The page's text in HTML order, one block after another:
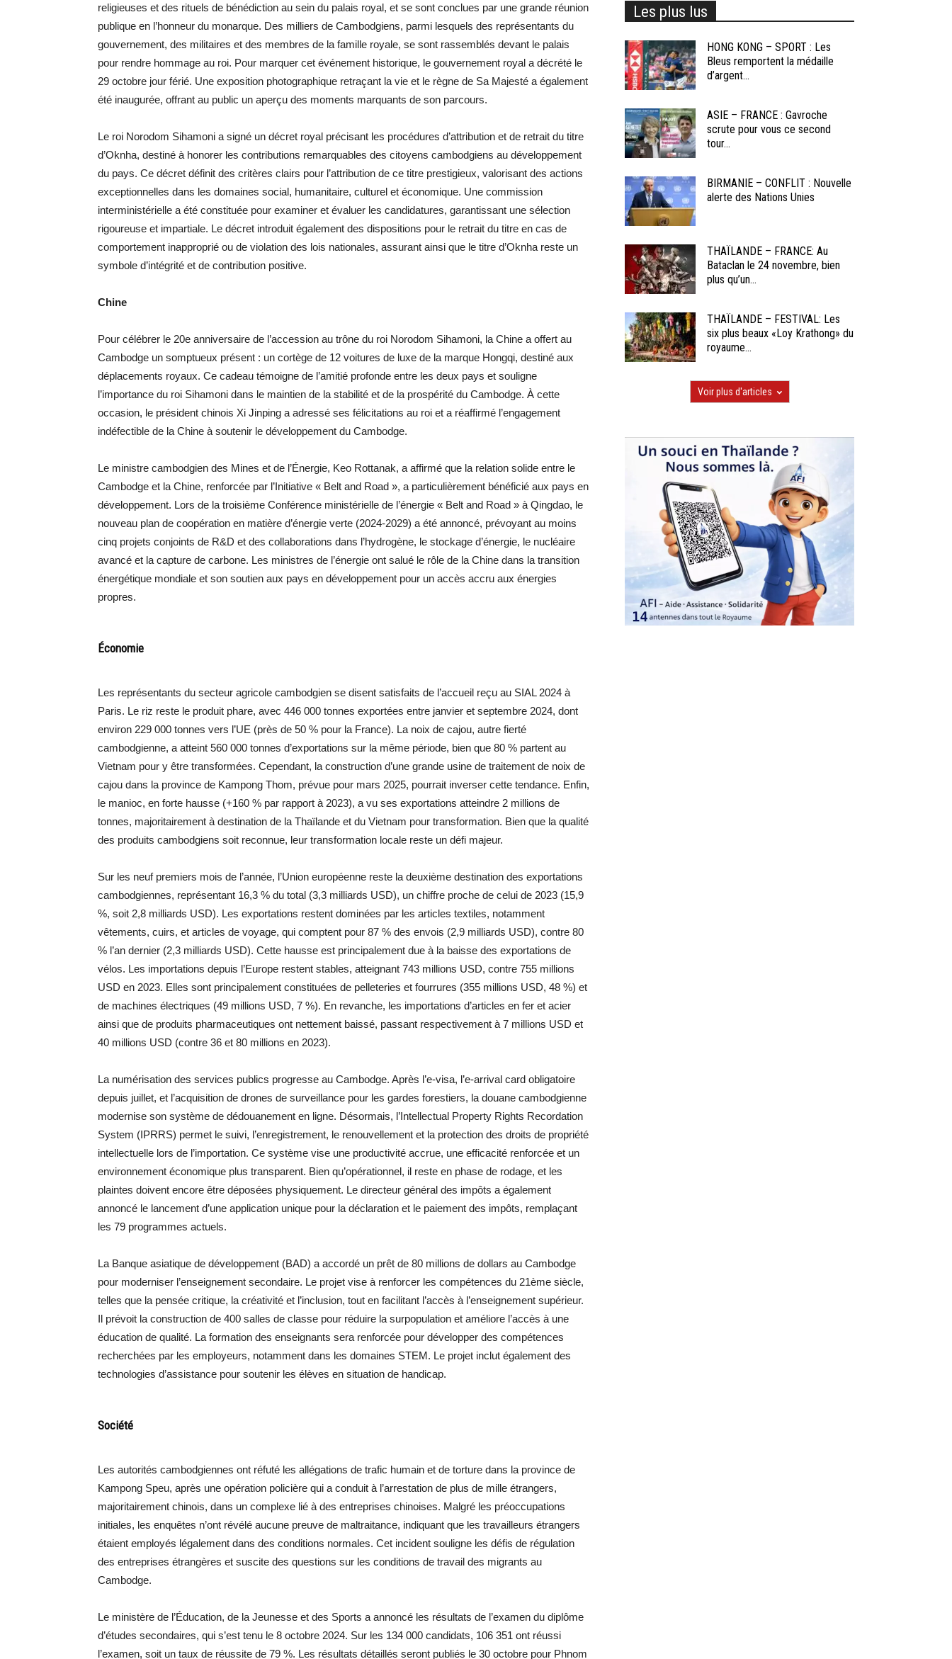
religieuses et des rituels de bénédiction au sein du palais royal, et se sont conclues par une grande réunion
publique en l’honneur du monarque. Des milliers de Cambodgiens, parmi lesquels des représentants du
gouvernement, des militaires et des membres de la famille royale, se sont rassemblés devant le palais
pour rendre hommage au roi. Pour marquer cet événement historique, le gouvernement royal a décrété le
29 octobre jour férié. Une exposition photographique retraçant la vie et le règne de Sa Majesté a également
été inaugurée, offrant au public un aperçu des moments marquants de son parcours.
Le roi Norodom Sihamoni a signé un décret royal précisant les procédures d’attribution et de retrait du titre
d’Oknha, destiné à honorer les contributions remarquables des citoyens cambodgiens au développement
du pays. Ce décret définit des critères clairs pour l’attribution de ce titre prestigieux, valorisant des actions
exceptionnelles dans les domaines social, humanitaire, culturel et économique. Une commission
interministérielle a été constituée pour examiner et évaluer les candidatures, garantissant une sélection
rigoureuse et impartiale. Le décret introduit également des dispositions pour le retrait du titre en cas de
comportement inapproprié ou de violation des lois nationales, assurant ainsi que le titre d’Oknha reste un
symbole d’intégrité et de contribution positive.
Chine
Pour célébrer le 20e anniversaire de l’accession au trône du roi Norodom Sihamoni, la Chine a offert au
Cambodge un somptueux présent : un cortège de 12 voitures de luxe de la marque Hongqi, destiné aux
déplacements royaux. Ce cadeau témoigne de l’amitié profonde entre les deux pays et souligne
l’importance du roi Sihamoni dans le maintien de la stabilité et de la prospérité du Cambodge. À cette
occasion, le président chinois Xi Jinping a adressé ses félicitations au roi et a réaffirmé l’engagement
indéfectible de la Chine à soutenir le développement du Cambodge.
Le ministre cambodgien des Mines et de l’Énergie, Keo Rottanak, a affirmé que la relation solide entre le
Cambodge et la Chine, renforcée par l’Initiative « Belt and Road », a particulièrement bénéficié aux pays en
développement. Lors de la troisième Conférence ministérielle de l’énergie « Belt and Road » à Qingdao, le
nouveau plan de coopération en matière d’énergie verte (2024-2029) a été annoncé, prévoyant au moins
cinq projets conjoints de R&D et des collaborations dans l’hydrogène, le stockage d’énergie, le nucléaire
avancé et la capture de carbone. Les ministres de l’énergie ont salué le rôle de la Chine dans la transition
énergétique mondiale et son soutien aux pays en développement pour un accès accru aux énergies
propres.
Économie
Les représentants du secteur agricole cambodgien se disent satisfaits de l’accueil reçu au SIAL 2024 à
Paris. Le riz reste le produit phare, avec 446 000 tonnes exportées entre janvier et septembre 2024, dont
environ 229 000 tonnes vers l’UE (près de 50 % pour la France). La noix de cajou, autre fierté
cambodgienne, a atteint 560 000 tonnes d’exportations sur la même période, bien que 80 % partent au
Vietnam pour y être transformées. Cependant, la construction d’une grande usine de traitement de noix de
cajou dans la province de Kampong Thom, prévue pour mars 2025, pourrait inverser cette tendance. Enfin,
le manioc, en forte hausse (+160 % par rapport à 2023), a vu ses exportations atteindre 2 millions de
tonnes, majoritairement à destination de la Thaïlande et du Vietnam pour transformation. Bien que la qualité
des produits cambodgiens soit reconnue, leur transformation locale reste un défi majeur.
Sur les neuf premiers mois de l’année, l’Union européenne reste la deuxième destination des exportations
cambodgiennes, représentant 16,3 % du total (3,3 milliards USD), un chiffre proche de celui de 2023 (15,9
%, soit 2,8 milliards USD). Les exportations restent dominées par les articles textiles, notamment
vêtements, cuirs, et articles de voyage, qui comptent pour 87 % des envois (2,9 milliards USD), contre 80
% l’an dernier (2,3 milliards USD). Cette hausse est principalement due à la baisse des exportations de
vélos. Les importations depuis l’Europe restent stables, atteignant 743 millions USD, contre 755 millions
USD en 2023. Elles sont principalement constituées de pelleteries et fourrures (355 millions USD, 48 %) et
de machines électriques (49 millions USD, 7 %). En revanche, les importations d’articles en fer et acier
ainsi que de produits pharmaceutiques ont nettement baissé, passant respectivement à 7 millions USD et
40 millions USD (contre 36 et 80 millions en 2023).
La numérisation des services publics progresse au Cambodge. Après l’e-visa, l’e-arrival card obligatoire
depuis juillet, et l’acquisition de drones de surveillance pour les gardes forestiers, la douane cambodgienne
modernise son système de dédouanement en ligne. Désormais, l’Intellectual Property Rights Recordation
System (IPRRS) permet le suivi, l’enregistrement, le renouvellement et la protection des droits de propriété
intellectuelle lors de l’importation. Ce système vise une productivité accrue, une efficacité renforcée et un
environnement économique plus transparent. Bien qu’opérationnel, il reste en phase de rodage, et les
plaintes doivent encore être déposées physiquement. Le directeur général des impôts a également
annoncé le lancement d’une application unique pour la déclaration et le paiement des impôts, remplaçant
les 79 programmes actuels.
La Banque asiatique de développement (BAD) a accordé un prêt de 80 millions de dollars au Cambodge
pour moderniser l’enseignement secondaire. Le projet vise à renforcer les compétences du 21ème siècle,
telles que la pensée critique, la créativité et l’inclusion, tout en facilitant l’accès à l’enseignement supérieur.
Il prévoit la construction de 400 salles de classe pour réduire la surpopulation et améliore l’accès à une
éducation de qualité. La formation des enseignants sera renforcée pour développer des compétences
recherchées par les employeurs, notamment dans les domaines STEM. Le projet inclut également des
technologies d’assistance pour soutenir les élèves en situation de handicap.
Société
Les autorités cambodgiennes ont réfuté les allégations de trafic humain et de torture dans la province de
Kampong Speu, après une opération policière qui a conduit à l’arrestation de plus de mille étrangers,
majoritairement chinois, dans un complexe lié à des entreprises chinoises. Malgré les préoccupations
initiales, les enquêtes n’ont révélé aucune preuve de maltraitance, indiquant que les travailleurs étrangers
étaient employés légalement dans des conditions normales. Cet incident souligne les défis de régulation
des entreprises étrangères et suscite des questions sur les conditions de travail des migrants au
Cambodge.
Le ministère de l’Éducation, de la Jeunesse et des Sports a annoncé les résultats de l’examen du diplôme
d’études secondaires, qui s’est tenu le 8 octobre 2024. Sur les 134 000 candidats, 106 351 ont réussi
l’examen, soit un taux de réussite de 79 %. Les résultats détaillés seront publiés le 30 octobre pour Phnom
Les plus lus
HONG KONG – SPORT : Les
Bleus remportent la médaille
d’argent...
ASIE – FRANCE : Gavroche
scrute pour vous ce second
tour...
BIRMANIE – CONFLIT : Nouvelle
alerte des Nations Unies
THAÏLANDE – FRANCE: Au
Bataclan le 24 novembre, bien
plus qu’un...
THAÏLANDE – FESTIVAL: Les
six plus beaux «Loy Krathong» du
royaume...
Voir plus d'articles